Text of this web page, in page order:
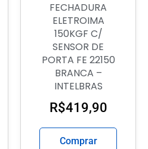
FECHADURA
ELETROIMA
150KGF C/
SENSOR DE
PORTA FE 22150
BRANCA –
INTELBRAS
R$419,90
Comprar